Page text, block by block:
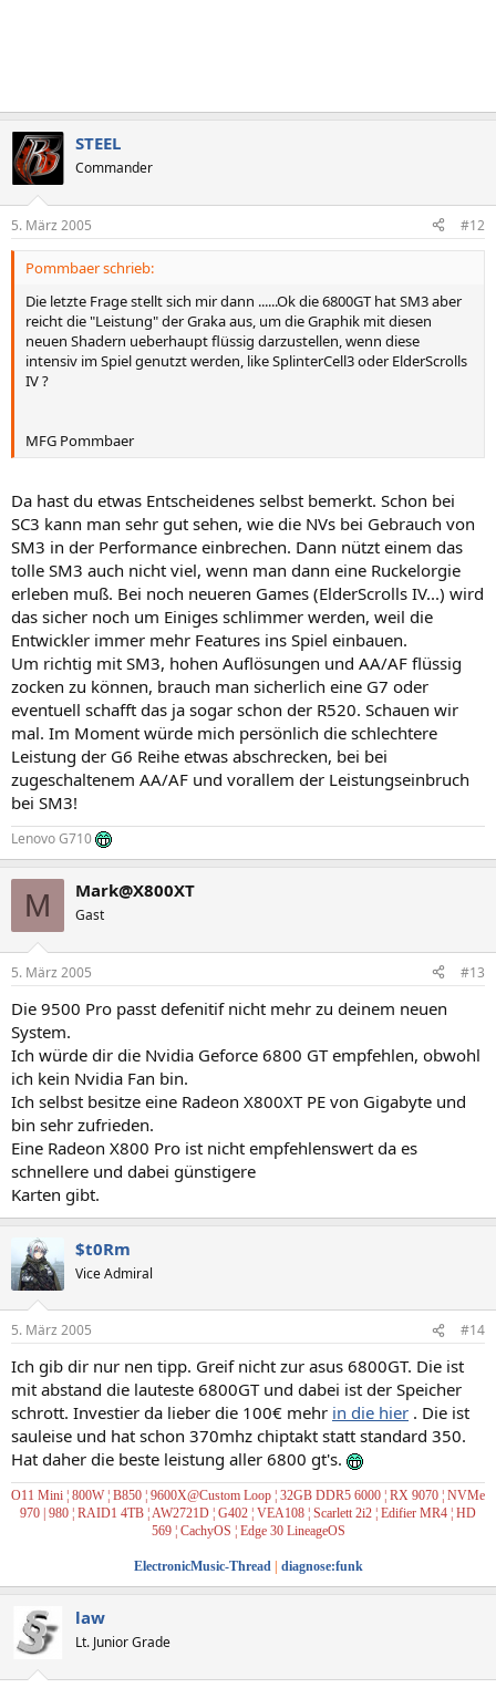
STEEL
Commander
5. März 2005 #12
Pommbaer schrieb:
Die letzte Frage stellt sich mir dann ......Ok die 6800GT hat SM3 aber
reicht die "Leistung" der Graka aus, um die Graphik mit diesen
neuen Shadern ueberhaupt flüssig darzustellen, wenn diese
intensiv im Spiel genutzt werden, like SplinterCell3 oder ElderScrolls
IV ?
MFG Pommbaer
Da hast du etwas Entscheidenes selbst bemerkt. Schon bei
SC3 kann man sehr gut sehen, wie die NVs bei Gebrauch von
SM3 in der Performance einbrechen. Dann nützt einem das
tolle SM3 auch nicht viel, wenn man dann eine Ruckelorgie
erleben muß. Bei noch neueren Games (ElderScrolls IV...) wird
das sicher noch um Einiges schlimmer werden, weil die
Entwickler immer mehr Features ins Spiel einbauen.
Um richtig mit SM3, hohen Auflösungen und AA/AF flüssig
zocken zu können, brauch man sicherlich eine G7 oder
eventuell schafft das ja sogar schon der R520. Schauen wir
mal. Im Moment würde mich persönlich die schlechtere
Leistung der G6 Reihe etwas abschrecken, bei bei
zugeschaltenem AA/AF und vorallem der Leistungseinbruch
bei SM3!
Lenovo G710
M Mark@X800XT
Gast
5. März 2005 #13
Die 9500 Pro passt defenitif nicht mehr zu deinem neuen
System.
Ich würde dir die Nvidia Geforce 6800 GT empfehlen, obwohl
ich kein Nvidia Fan bin.
Ich selbst besitze eine Radeon X800XT PE von Gigabyte und
bin sehr zufrieden.
Eine Radeon X800 Pro ist nicht empfehlenswert da es
schnellere und dabei günstigere
Karten gibt.
$t0Rm
Vice Admiral
5. März 2005 #14
Ich gib dir nur nen tipp. Greif nicht zur asus 6800GT. Die ist
mit abstand die lauteste 6800GT und dabei ist der Speicher
schrott. Investier da lieber die 100€ mehr in die hier . Die ist
sauleise und hat schon 370mhz chiptakt statt standard 350.
Hat daher die beste leistung aller 6800 gt's.
O11 Mini ¦ 800W ¦ B850 ¦ 9600X@Custom Loop ¦ 32GB DDR5 6000 ¦ RX 9070 ¦ NVMe
970 | 980 ¦ RAID1 4TB ¦ AW2721D ¦ G402 ¦ VEA108 ¦ Scarlett 2i2 ¦ Edifier MR4 ¦ HD
569 ¦ CachyOS ¦ Edge 30 LineageOS
ElectronicMusic-Thread| diagnose:funk
law
Lt. Junior Grade